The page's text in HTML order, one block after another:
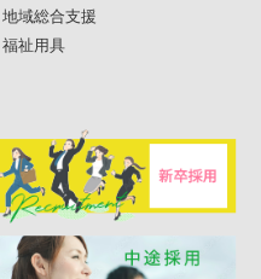
地域総合支援
福祉用具